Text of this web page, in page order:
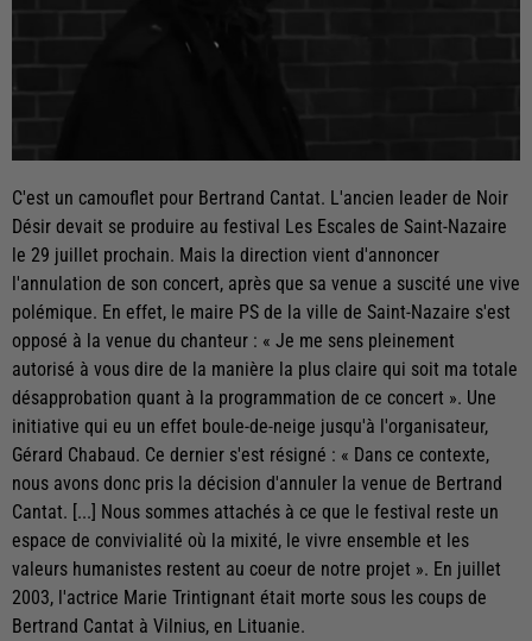
C'est un camouflet pour Bertrand Cantat. L'ancien leader de Noir
Désir devait se produire au festival Les Escales de Saint-Nazaire
le 29 juillet prochain. Mais la direction vient d'annoncer
l'annulation de son concert, après que sa venue a suscité une vive
polémique. En effet, le maire PS de la ville de Saint-Nazaire s'est
opposé à la venue du chanteur : « Je me sens pleinement
autorisé à vous dire de la manière la plus claire qui soit ma totale
désapprobation quant à la programmation de ce concert ». Une
initiative qui eu un effet boule-de-neige jusqu'à l'organisateur,
Gérard Chabaud. Ce dernier s'est résigné : « Dans ce contexte,
nous avons donc pris la décision d'annuler la venue de Bertrand
Cantat. [...] Nous sommes attachés à ce que le festival reste un
espace de convivialité où la mixité, le vivre ensemble et les
valeurs humanistes restent au coeur de notre projet ». En juillet
2003, l'actrice Marie Trintignant était morte sous les coups de
Bertrand Cantat à Vilnius, en Lituanie.